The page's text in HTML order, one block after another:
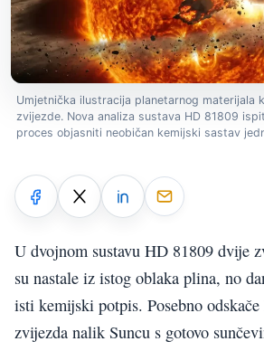
Umjetnička ilustracija planetarnog materijala
zvijezde. Nova analiza sustava HD 81809
proces objasniti neobičan kemijski sastav
U dvojnom sustavu HD 81809 dvije
su nastale iz istog oblaka plina, no
isti kemijski potpis. Posebno
zvijezda nalik Suncu s gotovo